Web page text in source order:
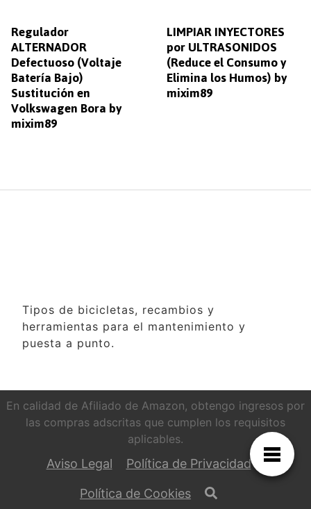
Regulador
ALTERNADOR
Defectuoso (Voltaje
Batería Bajo)
Sustitución en
Volkswagen Bora by
mixim89
LIMPIAR INYECTORES
por ULTRASONIDOS
(Reduce el Consumo y
Elimina los Humos) by
mixim89
Tipos de bicicletas, recambios y
herramientas para el mantenimiento y
puesta a punto.
En calidad de Afiliado de Amazon, obtengo ingresos por
las compras adscritas que cumplen los requisitos
aplicables.
Aviso Legal Política de Privacidad
Política de Cookies